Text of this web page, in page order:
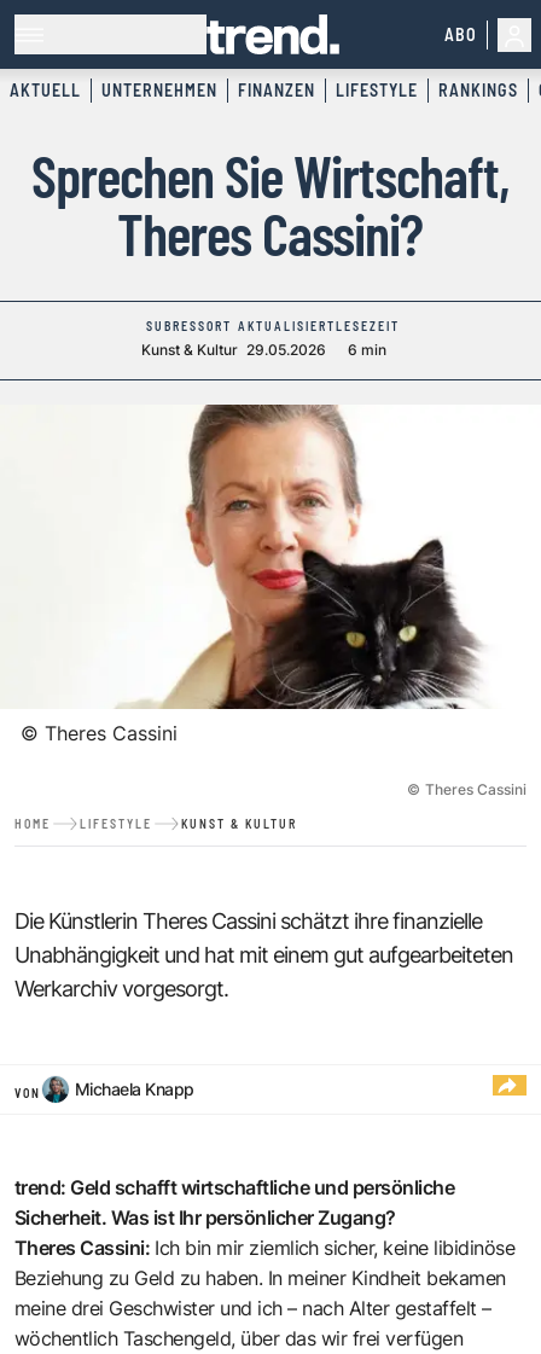
ABO
AKTUELL UNTERNEHMEN FINANZEN LIFESTYLE RANKINGS
Sprechen Sie Wirtschaft,
Theres Cassini?
SUBRESSORT
Kunst & Kultur
AKTUALISIERT
29.05.2026
LESEZEIT
6 min
© Theres Cassini
© Theres Cassini
HOME LIFESTYLE KUNST & KULTUR
Die Künstlerin Theres Cassini schätzt ihre finanzielle
Unabhängigkeit und hat mit einem gut aufgearbeiteten
Werkarchiv vorgesorgt.
VON Michaela Knapp
trend: Geld schafft wirtschaftliche und persönliche
Sicherheit. Was ist Ihr persönlicher Zugang?
Theres Cassini: Ich bin mir ziemlich sicher, keine libidinöse
Beziehung zu Geld zu haben. In meiner Kindheit bekamen
meine drei Geschwister und ich – nach Alter gestaffelt –
wöchentlich Taschengeld, über das wir frei verfügen